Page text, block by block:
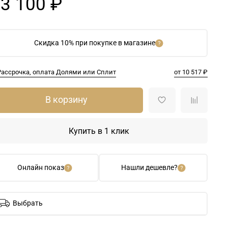
Скидка 10% при покупке в магазине
оплата Долями или Сплит от 10 517 ₽
100 ₽
Онлайн показ Нашли дешевле?
В корзину
Купить в 1 клик
Выбрать